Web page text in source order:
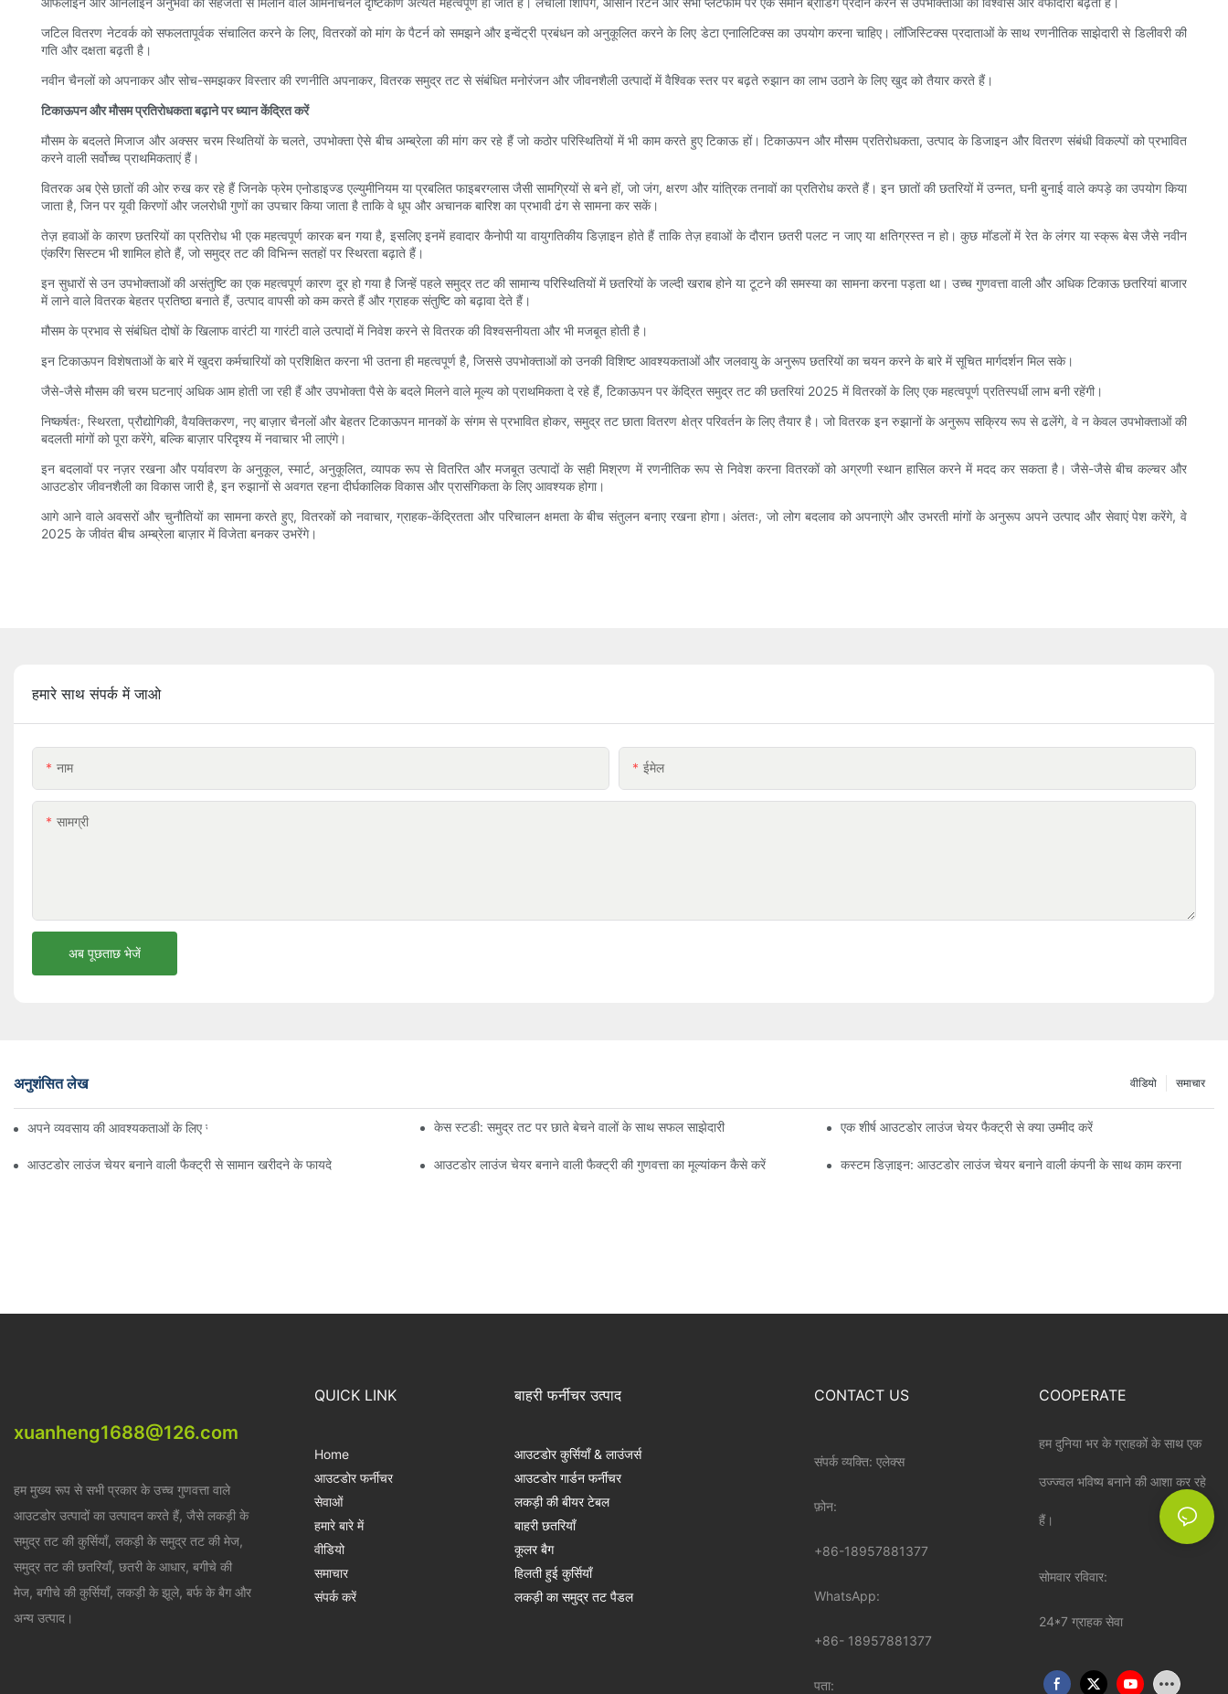
जटिल वितरण नेटवर्क को सफलतापूर्वक संचालित करने के लिए, वितरकों को मांग के पैटर्न को समझने और इन्वेंट्री प्रबंधन को अनुकूलित करने के लिए डेटा एनालिटिक्स का उपयोग करना चाहिए। लॉजिस्टिक्स प्रदाताओं के साथ रणनीतिक साझेदारी से डिलीवरी की
गति और दक्षता बढ़ती है।
नवीन चैनलों को अपनाकर और सोच-समझकर विस्तार की रणनीति अपनाकर, वितरक समुद्र तट से संबंधित मनोरंजन और जीवनशैली उत्पादों में वैश्विक स्तर पर बढ़ते रुझान का लाभ उठाने के लिए खुद को तैयार करते हैं।
टिकाऊपन और मौसम प्रतिरोधकता बढ़ाने पर ध्यान केंद्रित करें
मौसम के बदलते मिजाज और अक्सर चरम स्थितियों के चलते, उपभोक्ता ऐसे बीच अम्ब्रेला की मांग कर रहे हैं जो कठोर परिस्थितियों में भी काम करते हुए टिकाऊ हों। टिकाऊपन और मौसम प्रतिरोधकता, उत्पाद के डिजाइन और वितरण संबंधी विकल्पों को प्रभावित
करने वाली सर्वोच्च प्राथमिकताएं हैं।
वितरक अब ऐसे छातों की ओर रुख कर रहे हैं जिनके फ्रेम एनोडाइज्ड एल्युमीनियम या प्रबलित फाइबरग्लास जैसी सामग्रियों से बने हों, जो जंग, क्षरण और यांत्रिक तनावों का प्रतिरोध करते हैं। इन छातों की छतरियों में उन्नत, घनी बुनाई वाले कपड़े का उपयोग किया
जाता है, जिन पर यूवी किरणों और जलरोधी गुणों का उपचार किया जाता है ताकि वे धूप और अचानक बारिश का प्रभावी ढंग से सामना कर सकें।
तेज़ हवाओं के कारण छतरियों का प्रतिरोध भी एक महत्वपूर्ण कारक बन गया है, इसलिए इनमें हवादार कैनोपी या वायुगतिकीय डिज़ाइन होते हैं ताकि तेज़ हवाओं के दौरान छतरी पलट न जाए या क्षतिग्रस्त न हो। कुछ मॉडलों में रेत के लंगर या स्क्रू बेस जैसे नवीन
एंकरिंग सिस्टम भी शामिल होते हैं, जो समुद्र तट की विभिन्न सतहों पर स्थिरता बढ़ाते हैं।
इन सुधारों से उन उपभोक्ताओं की असंतुष्टि का एक महत्वपूर्ण कारण दूर हो गया है जिन्हें पहले समुद्र तट की सामान्य परिस्थितियों में छतरियों के जल्दी खराब होने या टूटने की समस्या का सामना करना पड़ता था। उच्च गुणवत्ता वाली और अधिक टिकाऊ छतरियां बाजार
में लाने वाले वितरक बेहतर प्रतिष्ठा बनाते हैं, उत्पाद वापसी को कम करते हैं और ग्राहक संतुष्टि को बढ़ावा देते हैं।
मौसम के प्रभाव से संबंधित दोषों के खिलाफ वारंटी या गारंटी वाले उत्पादों में निवेश करने से वितरक की विश्वसनीयता और भी मजबूत होती है।
इन टिकाऊपन विशेषताओं के बारे में खुदरा कर्मचारियों को प्रशिक्षित करना भी उतना ही महत्वपूर्ण है, जिससे उपभोक्ताओं को उनकी विशिष्ट आवश्यकताओं और जलवायु के अनुरूप छतरियों का चयन करने के बारे में सूचित मार्गदर्शन मिल सके।
जैसे-जैसे मौसम की चरम घटनाएं अधिक आम होती जा रही हैं और उपभोक्ता पैसे के बदले मिलने वाले मूल्य को प्राथमिकता दे रहे हैं, टिकाऊपन पर केंद्रित समुद्र तट की छतरियां 2025 में वितरकों के लिए एक महत्वपूर्ण प्रतिस्पर्धी लाभ बनी रहेंगी।
निष्कर्षतः, स्थिरता, प्रौद्योगिकी, वैयक्तिकरण, नए बाज़ार चैनलों और बेहतर टिकाऊपन मानकों के संगम से प्रभावित होकर, समुद्र तट छाता वितरण क्षेत्र परिवर्तन के लिए तैयार है। जो वितरक इन रुझानों के अनुरूप सक्रिय रूप से ढलेंगे, वे न केवल उपभोक्ताओं की
बदलती मांगों को पूरा करेंगे, बल्कि बाज़ार परिदृश्य में नवाचार भी लाएंगे।
इन बदलावों पर नज़र रखना और पर्यावरण के अनुकूल, स्मार्ट, अनुकूलित, व्यापक रूप से वितरित और मजबूत उत्पादों के सही मिश्रण में रणनीतिक रूप से निवेश करना वितरकों को अग्रणी स्थान हासिल करने में मदद कर सकता है। जैसे-जैसे बीच कल्चर और
आउटडोर जीवनशैली का विकास जारी है, इन रुझानों से अवगत रहना दीर्घकालिक विकास और प्रासंगिकता के लिए आवश्यक होगा।
आगे आने वाले अवसरों और चुनौतियों का सामना करते हुए, वितरकों को नवाचार, ग्राहक-केंद्रितता और परिचालन क्षमता के बीच संतुलन बनाए रखना होगा। अंततः, जो लोग बदलाव को अपनाएंगे और उभरती मांगों के अनुरूप अपने उत्पाद और सेवाएं पेश करेंगे, वे
2025 के जीवंत बीच अम्ब्रेला बाज़ार में विजेता बनकर उभरेंगे।
हमारे साथ संपर्क में जाओ
नाम ईमेल
सामग्री
अब पूछताछ भेजें
अनुशंसित लेख समाचार
वीडियो
अपने व्यवसाय की आवश्यकताओं के लिए सही बीच अम्ब्रेला वितरक ढूँढना केस स्टडी: समुद्र तट पर छाते बेचने वालों के साथ सफल साझेदारी एक शीर्ष आउटडोर लाउंज चेयर फैक्ट्री से क्या उम्मीद करें
आउटडोर लाउंज चेयर बनाने वाली फैक्ट्री से सामान खरीदने के फायदे आउटडोर लाउंज चेयर बनाने वाली फैक्ट्री की गुणवत्ता का मूल्यांकन कैसे करें कस्टम डिज़ाइन: आउटडोर लाउंज चेयर बनाने वाली कंपनी के साथ काम करना
xuanheng1688@126.com
हम मुख्य रूप से सभी प्रकार के उच्च गुणवत्ता वाले
आउटडोर उत्पादों का उत्पादन करते हैं, जैसे लकड़ी के
समुद्र तट की कुर्सियाँ, लकड़ी के समुद्र तट की मेज,
समुद्र तट की छतरियाँ, छतरी के आधार, बगीचे की
मेज, बगीचे की कुर्सियाँ, लकड़ी के झूले, बर्फ के बैग और
अन्य उत्पाद।
QUICK LINK
Home
आउटडोर फर्नीचर
सेवाओं
हमारे बारे में
वीडियो
समाचार
संपर्क करें
बाहरी फर्नीचर उत्पाद
आउटडोर कुर्सियाँ & लाउंजर्स
आउटडोर गार्डन फर्नीचर
लकड़ी की बीयर टेबल
बाहरी छतरियाँ
कूलर बैग
हिलती हुई कुर्सियाँ
लकड़ी का समुद्र तट पैडल
CONTACT US
संपर्क व्यक्ति: एलेक्स
फ़ोन:
+86-18957881377
WhatsApp:
+86- 18957881377
पता:
COOPERATE
हम दुनिया भर के ग्राहकों के साथ एक
उज्ज्वल भविष्य बनाने की आशा कर रहे
हैं।
सोमवार रविवार:
24*7 ग्राहक सेवा